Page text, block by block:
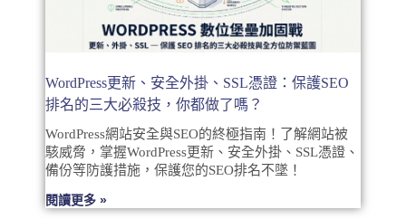
WordPress更新、安全外掛、SSL憑證：保護SEO
排名的三大必殺技，你都做了嗎？
WordPress網站安全與SEO的終極指南！了解網站被
駭威脅，掌握WordPress更新、安全外掛、SSL憑證、
備份等防護措施，保護您的SEO排名不墜！
閱讀更多 »